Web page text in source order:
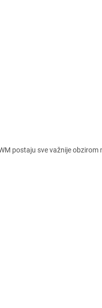
postaju svе važnijе obzirom